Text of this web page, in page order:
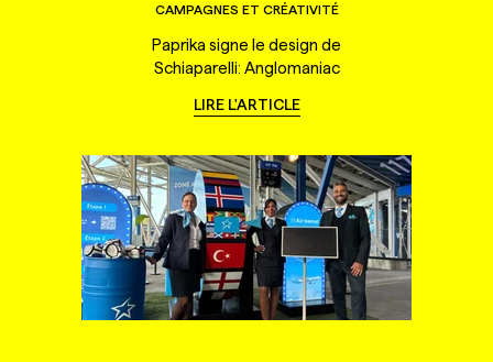
CAMPAGNES ET CRÉATIVITÉ
Paprika signe le design de
Schiaparelli: Anglomaniac
LIRE L'ARTICLE